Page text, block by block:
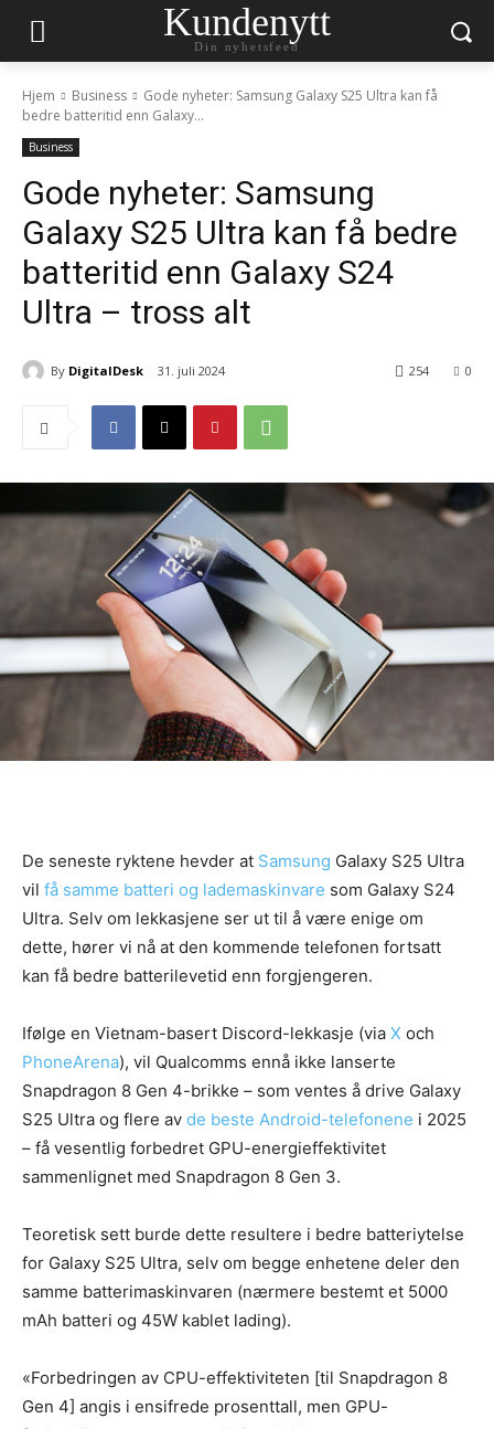
Kundenytt
Din nyhetsfeed
Hjem Business
Gode ​​nyheter: Samsung Galaxy S25 Ultra kan få
bedre batteritid enn Galaxy...
Business
Gode ​​nyheter: Samsung
Galaxy S25 Ultra kan få bedre
batteritid enn Galaxy S24
Ultra – tross alt
By DigitalDesk 31. juli 2024 0
254
De seneste ryktene hevder at Samsung Galaxy S25 Ultra
vil få samme batteri og lademaskinvare som Galaxy S24
Ultra. Selv om lekkasjene ser ut til å være enige om
dette, hører vi nå at den kommende telefonen fortsatt
kan få bedre batterilevetid enn forgjengeren.
Ifølge en Vietnam-basert Discord-lekkasje (via X och
PhoneArena), vil Qualcomms ennå ikke lanserte
Snapdragon 8 Gen 4-brikke – som ventes å drive Galaxy
S25 Ultra og flere av de beste Android-telefonene i 2025
– få vesentlig forbedret GPU-energieffektivitet
sammenlignet med Snapdragon 8 Gen 3.
Teoretisk sett burde dette resultere i bedre batteriytelse
for Galaxy S25 Ultra, selv om begge enhetene deler den
samme batterimaskinvaren (nærmere bestemt et 5000
mAh batteri og 45W kablet lading).
«Forbedringen av CPU-effektiviteten [til Snapdragon 8
Gen 4] angis i ensifrede prosenttall, men GPU-